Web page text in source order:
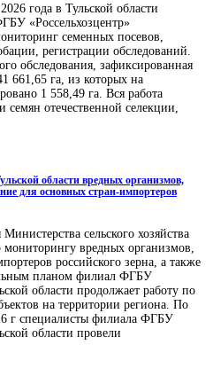
года в Тульской области
«Россельхозцентр»
семенных посевов,
регистрации обследований.
обследования, зафиксированная
661,65 га, из которых на
1 558,49 га. Вся работа
семян отечественной селекции,
области вредных организмов,
для основных стран-импортеров
сельского хозяйства
вредных организмов,
российского зерна, а также
планом филиал ФГБУ
области продолжает работу по
на территории региона. По
г специалисты филиала ФГБУ
области провели